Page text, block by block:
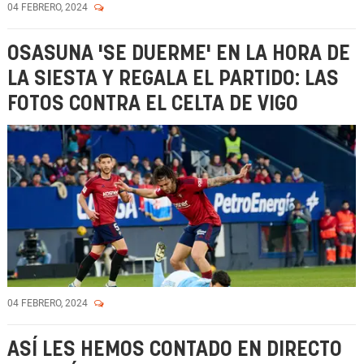
04 FEBRERO, 2024
OSASUNA 'SE DUERME' EN LA HORA DE
LA SIESTA Y REGALA EL PARTIDO: LAS
FOTOS CONTRA EL CELTA DE VIGO
04 FEBRERO, 2024
ASÍ LES HEMOS CONTADO EN DIRECTO